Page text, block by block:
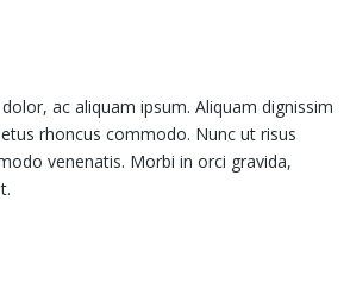
ac aliquam ipsum. Aliquam dignissim
rhoncus commodo. Nunc ut risus
venenatis. Morbi in orci gravida,